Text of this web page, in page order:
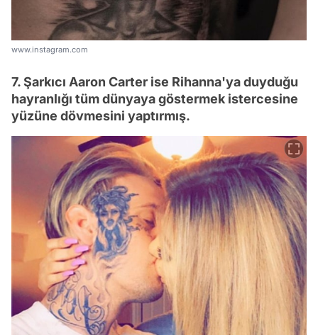
www.instagram.com
7. Şarkıcı Aaron Carter ise Rihanna'ya duyduğu
hayranlığı tüm dünyaya göstermek istercesine
yüzüne dövmesini yaptırmış.